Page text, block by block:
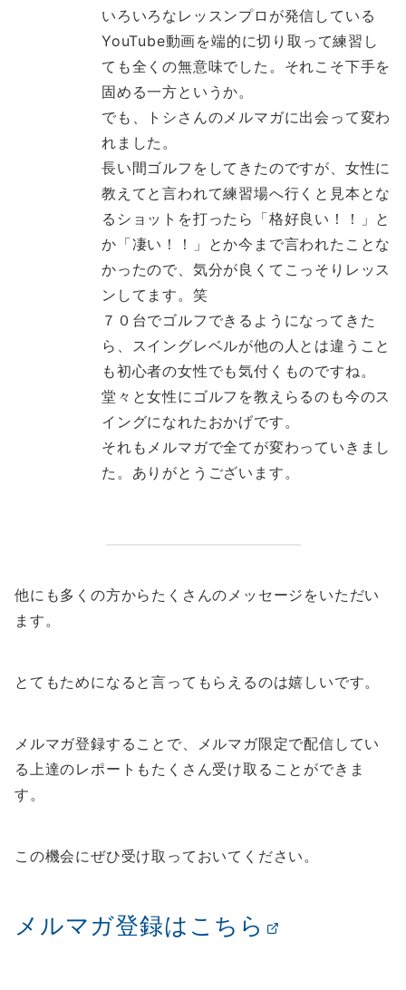
いろいろなレッスンプロが発信している
YouTube動画を端的に切り取って練習し
ても全くの無意味でした。それこそ下手を
固める一方というか。
でも、トシさんのメルマガに出会って変わ
れました。
長い間ゴルフをしてきたのですが、女性に
教えてと言われて練習場へ行くと見本とな
るショットを打ったら「格好良い！！」と
か「凄い！！」とか今まで言われたことな
かったので、気分が良くてこっそりレッス
ンしてます。笑
７０台でゴルフできるようになってきた
ら、スイングレベルが他の人とは違うこと
も初心者の女性でも気付くものですね。
堂々と女性にゴルフを教えらるのも今のス
イングになれたおかげです。
それもメルマガで全てが変わっていきまし
た。ありがとうございます。
他にも多くの方からたくさんのメッセージをいただい
ます。
とてもためになると言ってもらえるのは嬉しいです。
メルマガ登録することで、メルマガ限定で配信してい
る上達のレポートもたくさん受け取ることができま
す。
この機会にぜひ受け取っておいてください。
メルマガ登録はこちら